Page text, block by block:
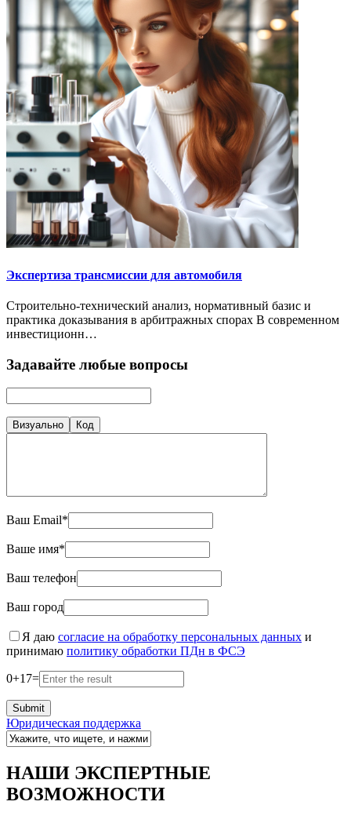
Экспертиза трансмиссии для автомобиля
Строительно-технический анализ, нормативный базис и
практика доказывания в арбитражных спорах В современном
инвестиционн…
Задавайте любые вопросы
Визуально Код
Ваш Email*
Ваше имя*
Ваш телефон
Ваш город
Я даю согласие на обработку персональных данных и
принимаю политику обработки ПДн в ФСЭ
0+17=
Юридическая поддержка
НАШИ ЭКСПЕРТНЫЕ
ВОЗМОЖНОСТИ